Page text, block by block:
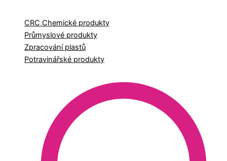
CRC Chemické produkty
Průmyslové produkty
Zpracování plastů
Potravinářské produkty